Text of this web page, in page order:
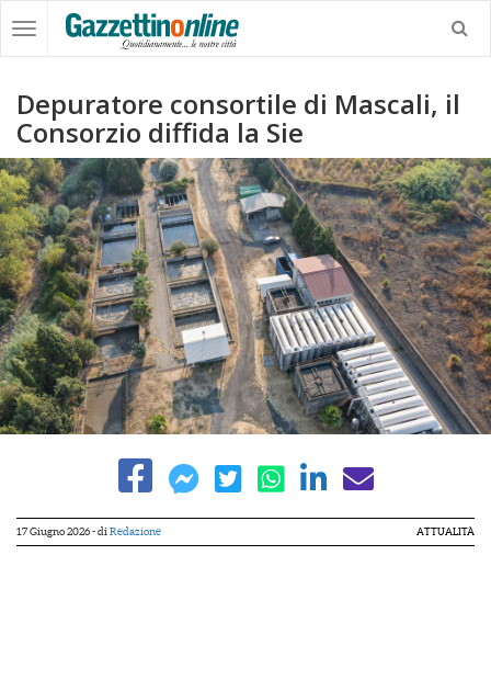
Depuratore consortile di Mascali, il
Consorzio diffida la Sie
17 Giugno 2026- di Redazione ATTUALITÀ